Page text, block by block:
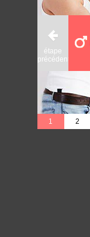
étape
précédente
1 2